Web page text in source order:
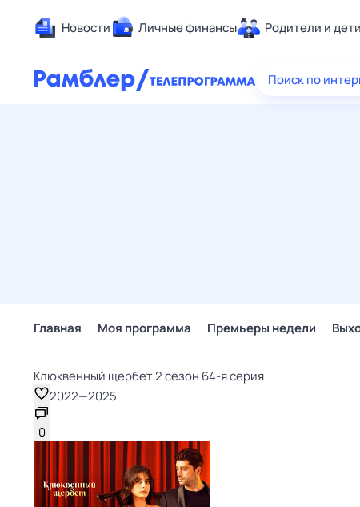
Новости Личные финансы Родители и дети
Здоровье
Поиск по
Главная Моя программа Премьеры недели
Клюквенный щербет 2 сезон 64-я серия
2022—2025
0